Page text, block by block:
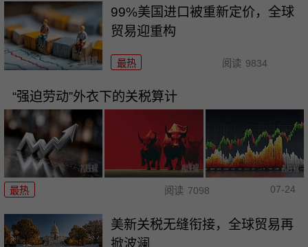
99%美国进口被重新定价，全球
贸易迎重构
最热 阅读 9834
“强迫劳动”外衣下的关税算计
最热 阅读 7098 07-24
美新关税无缝衔接，全球贸易再
掀波澜